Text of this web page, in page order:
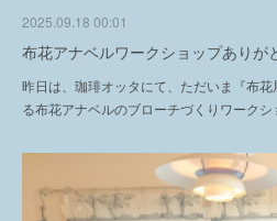
2025.09.18 00:01
布花アナベルワークショップありが
昨日は、珈琲オッタにて、ただいま『布
る布花アナベルのブローチづくりワークシ